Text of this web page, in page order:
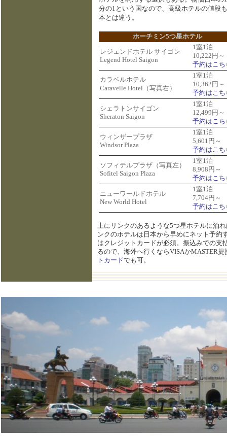
分の1という国なので、高級ホテルの値段
本とは違う。
ホーチミン5つ星ホテル
レジェンドホテル サイゴン
Legend Hotel Saigon
1室1泊
10,222円～
予約はこち
カラベルホテル
Caravelle Hotel（写真右）
1室1泊
10,362円～
予約はこち
シェラトンサイゴン
Sheraton Saigon
1室1泊
12,499円～
予約はこち
ウィンザープラザ
Windsor Plaza
1室1泊
5,601円～
予約はこち
ソフィテルプラザ（写真左）
Sofitel Saigon Plaza
1室1泊
8,908円～
予約はこち
ニューワールドホテル
New World Hotel
1室1泊
7,704円～
予約はこち
上にリンクのあるような5つ星ホテルに泊
ンクのホテルは日本から早めにネット予約
はクレジットカードが必須。振込みでの支
るので、海外へ行くならVISAかMASTER
トカードでも可。